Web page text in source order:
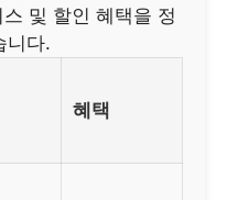
및 할인 혜택을 정
니다.
혜택